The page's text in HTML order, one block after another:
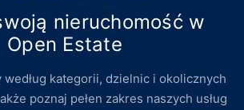
nieruchomość w
Open Estate
kategorii, dzielnic i okolicznych
poznaj pełen zakres naszych usług